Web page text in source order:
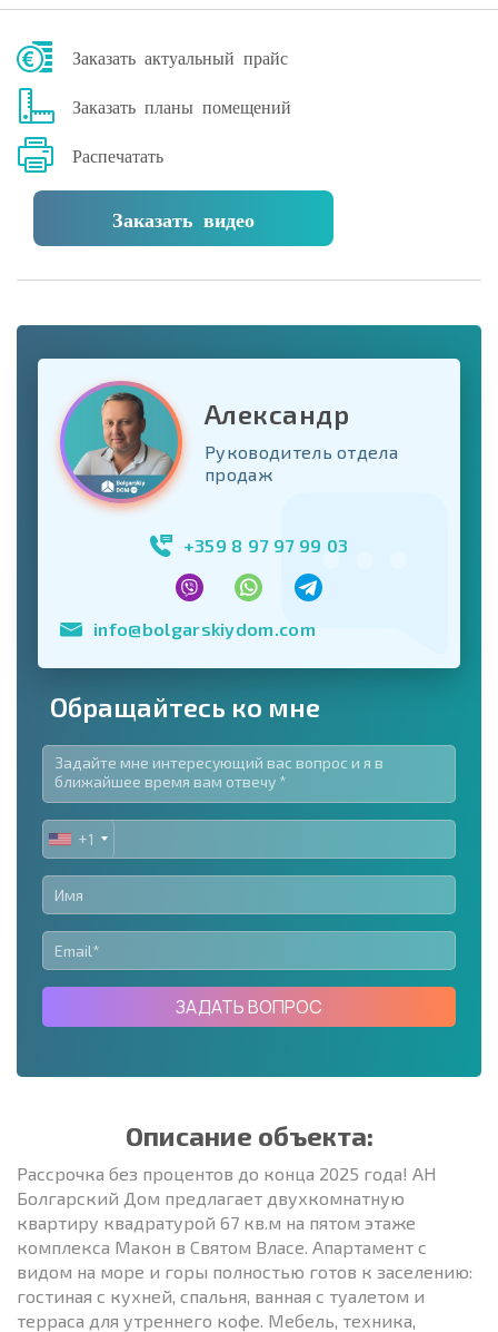
Заказать актуальный прайс
Заказать планы помещений
Распечатать
Заказать видео
Александр
Руководитель отдела
продаж
+359 8 97 97 99 03
info@bolgarskiydom.com
Обращайтесь ко мне
UNITED
STATES
+1
+1
ЗАДАТЬ ВОПРОС
Описание объекта:
Рассрочка без процентов до конца 2025 года! АН
Болгарский Дом предлагает двухкомнатную
квартиру квадратурой 67 кв.м на пятом этаже
комплекса Макон в Святом Власе. Апартамент с
видом на море и горы полностью готов к заселению:
гостиная с кухней, спальня, ванная с туалетом и
терраса для утреннего кофе. Мебель, техника,